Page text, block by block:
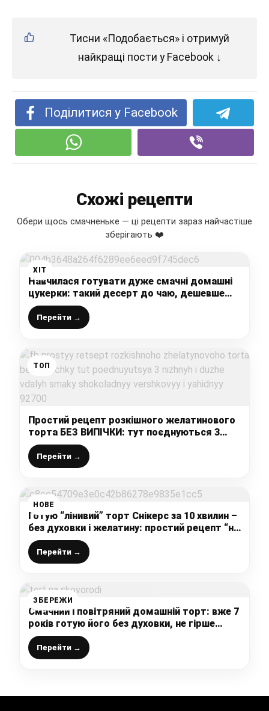
Тисни «Подобається» і отримуй
найкращі пости у Facebook ↓
Поділитися у Facebook
Схожі рецепти
Обери щось смачненьке — ці рецепти зараз найчастіше
зберігають ❤️
ХІТ
Навчилася готувати дуже смачні домашні
цукерки: такий десерт до чаю, дешевше
приготувати вдома, ніж купити в магазині
Перейти →
ТОП
Простий рецепт розкішного желатинового
торта БЕЗ ВИПІЧКИ: тут поєднуються 3
ніжних і дуже вдалих смаки – шоколадний,
вершковий і ягідний
Перейти →
НОВЕ
Готую “лінивий” торт Снікерс за 10 хвилин –
без духовки і желатину: простий рецепт “на
швидку руку”
Перейти →
ЗБЕРЕЖИ
Смачний і повітряний домашній торт: вже 7
років готую його без духовки, не гірше
медівника виходить
Перейти →